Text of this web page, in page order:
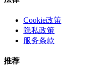
Cookie政策
隐私政策
服务条款
推荐